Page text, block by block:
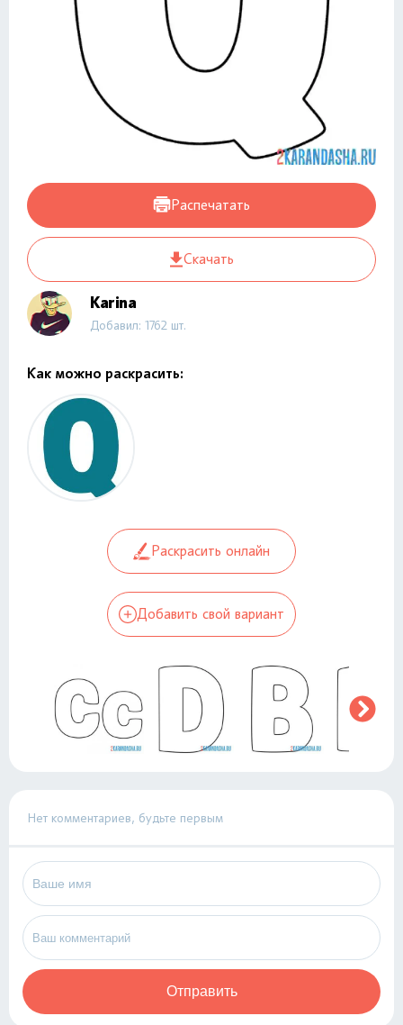
Распечатать
Скачать
Karina
Добавил: 1762 шт.
Как можно раскрасить:
Раскрасить онлайн
Добавить свой вариант
Нет комментариев, будьте первым
Отправить